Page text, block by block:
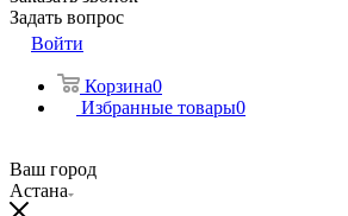
Задать вопрос
Войти
Корзина0
Избранные товары0
Ваш город
Астана